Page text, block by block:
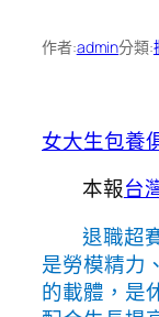
作者:admin分類:
女大生包養
本報台
退職超
是勞模精力
的載體，是